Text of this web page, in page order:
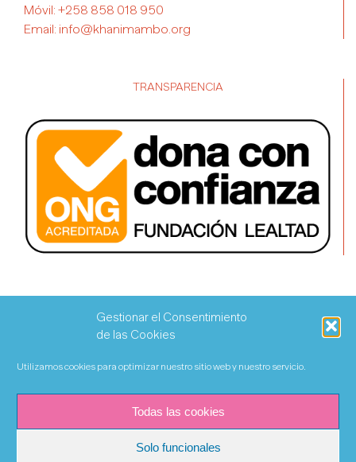
Gestionar el Consentimiento
de las Cookies
Utilizamos cookies para optimizar nuestro sitio web y nuestro servicio.
Todas las cookies
Solo funcionales
Móvil: +258 858 018 950
Email: info@khanimambo.org
TRANSPARENCIA